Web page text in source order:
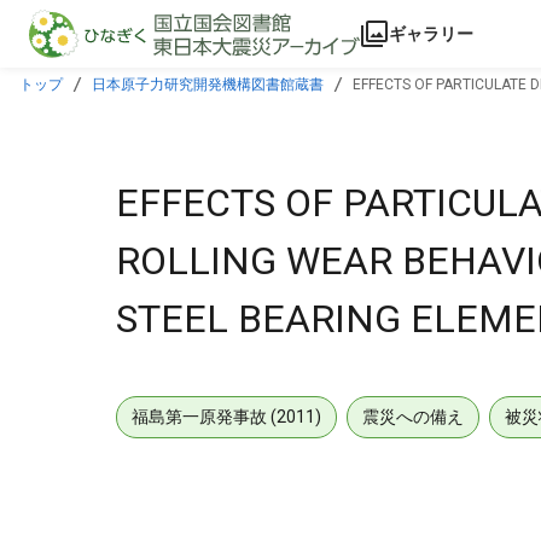
本文に飛ぶ
ギャラリー
トップ 日本原子力研究開発機構図書館蔵書 EFFECTS OF PARTICULATE
EFFECTS OF
ROLLING WEAR
STEEL BEARING
福島第一原発事故 (2011) 震災への備え 被災